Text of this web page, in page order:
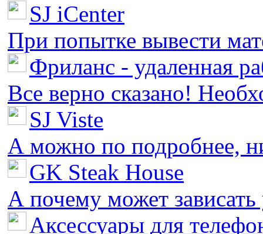
SJ iCenter
При попытке вывести
Фриланс - удаленная
Все верно сказано!
SJ Viste
А можно по подробнее,
GK Steak House
А почему может зависать
Аксессуары для